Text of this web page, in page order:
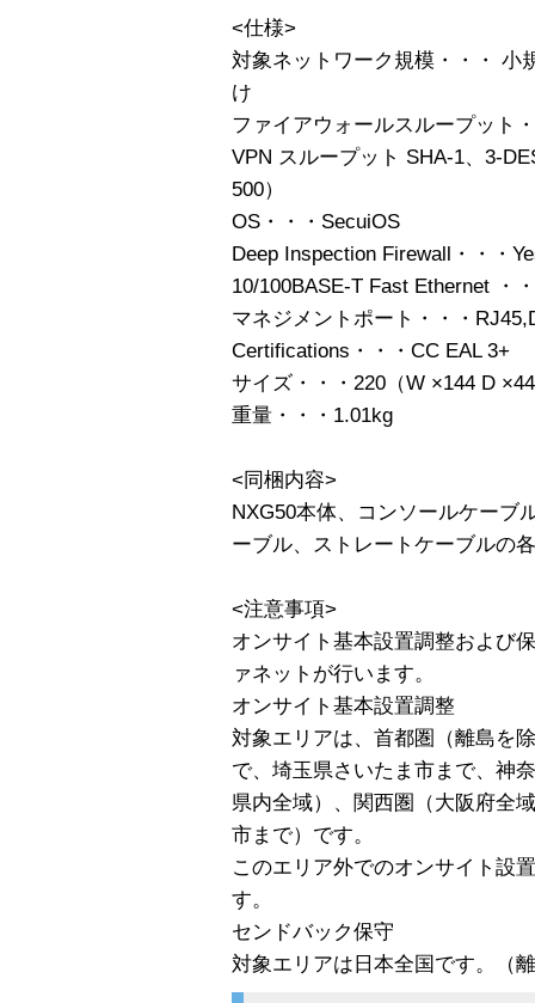
<仕様>
対象ネットワーク規模・・・ 小
け
ファイアウォールスループット
VPN スループット SHA-1、3-
500）
OS・・・SecuiOS
Deep Inspection Firewall・・・
10/100BASE-T Fast Ethernet ・
マネジメントポート・・・
Certifications・・・CC EAL 3+
サイズ・・・220（W ×144 D
重量・・・1.01kg
<同梱内容>
NXG50本体、コンソールケーブ
ーブル、ストレートケーブルの
<注意事項>
オンサイト基本設置調整および
ァネットが行います。
オンサイト基本設置調整
対象エリアは、首都圏（離島を
で、埼玉県さいたま市まで、神
県内全域）、関西圏（大阪府全
市まで）です。
このエリア外でのオンサイト設
す。
センドバック保守
対象エリアは日本全国です。（